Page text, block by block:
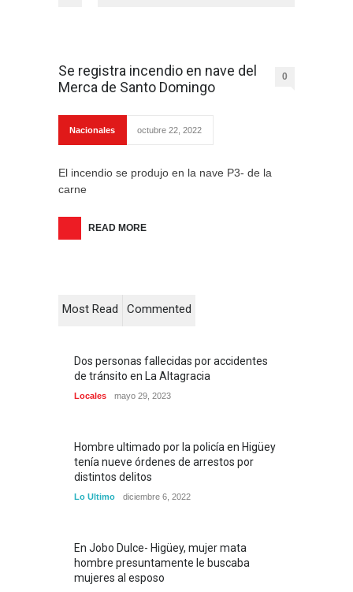
Se registra incendio en nave del
Merca de Santo Domingo
0
Nacionales octubre 22, 2022
El incendio se produjo en la nave P3- de la
carne
READ MORE
Most Read Commented
Dos personas fallecidas por accidentes
de tránsito en La Altagracia
Locales mayo 29, 2023
Hombre ultimado por la policía en Higüey
tenía nueve órdenes de arrestos por
distintos delitos
Lo Ultimo diciembre 6, 2022
En Jobo Dulce- Higüey, mujer mata
hombre presuntamente le buscaba
mujeres al esposo